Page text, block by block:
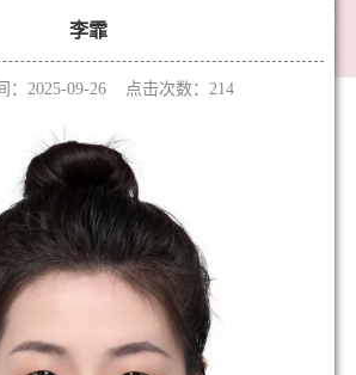
李霏
：2025-09-26 点击次数： 214